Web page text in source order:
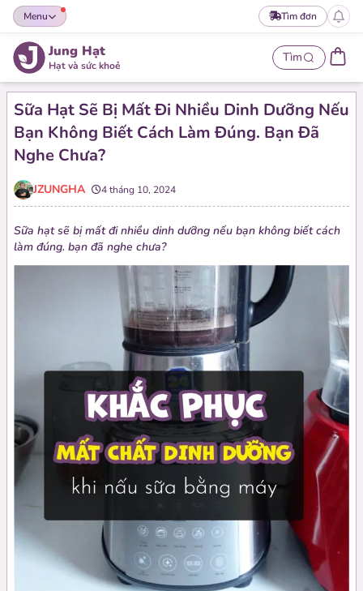
Menu Tìm đơn
Jung Hạt
Hạt và sức khoẻ
Tìm
Sữa Hạt Sẽ Bị Mất Đi Nhiều Dinh Dưỡng Nếu
Bạn Không Biết Cách Làm Đúng. Bạn Đã
Nghe Chưa?
JZUNGHA 4 tháng 10, 2024
Sữa hạt sẽ bị mất đi nhiều dinh dưỡng nếu bạn không biết cách
làm đúng. bạn đã nghe chưa?